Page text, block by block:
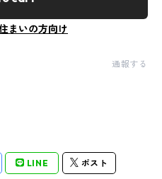
まいの方向け
通報する
LINE ポスト